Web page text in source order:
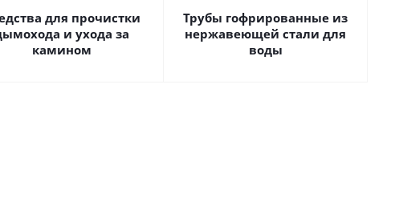
для прочистки
и ухода за
камином
Трубы гофрированные из
нержавеющей стали для
воды